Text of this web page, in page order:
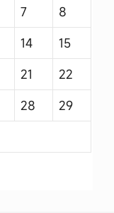
7
8
14
15
21
22
28
29